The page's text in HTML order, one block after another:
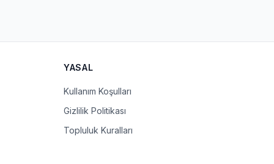
YASAL
Kullanım Koşulları
Gizlilik Politikası
Topluluk Kuralları